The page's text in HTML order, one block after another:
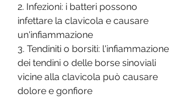
2. Infezioni: i batteri possono
infettare la clavicola e causare
un'infiammazione
3. Tendiniti o borsiti: l'infiammazione
dei tendini o delle borse sinoviali
vicine alla clavicola può causare
dolore e gonfiore